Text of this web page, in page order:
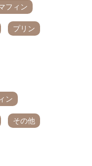
フィン
プリン
ン
その他